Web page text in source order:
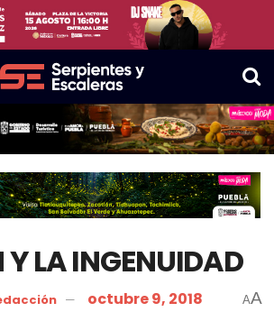
Y LA INGENUIDAD
octubre 9, 2018 AA